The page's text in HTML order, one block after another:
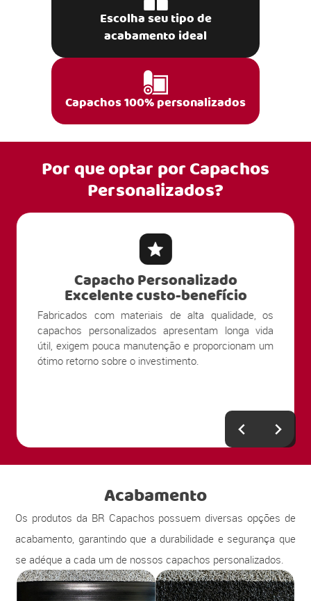
Escolha seu tipo de
acabamento ideal
Capachos 100% personalizados
Por que optar porCapachos
Personalizados?
Capacho Personalizado
Excelente custo-benefício
Fabricados com materiais de alta qualidade, os
capachos personalizados apresentam longa vida
útil, exigem pouca manutenção e proporcionam um
ótimo retorno sobre o investimento.
Acabamento
Os produtos da BR Capachos possuem diversas opções de
acabamento, garantindo que a durabilidade e segurança que
se adéque a cada um de nossos capachos personalizados.